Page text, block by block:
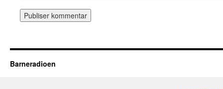
Barneradioen